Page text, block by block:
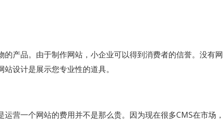
产品。由于制作网站，小企业可以得到消费者的信誉。没有网
设计是展示您专业性的道具。
营一个网站的费用并不是那么贵。因为现在很多CMS在市场，